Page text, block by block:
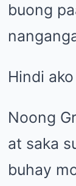
buong
Hindi
Noong
at saka
buhay